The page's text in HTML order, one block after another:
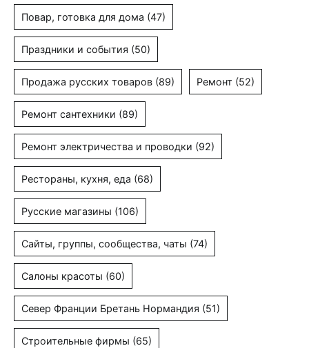
Повар, готовка для дома (47)
Праздники и события (50)
Продажа русских товаров (89) Ремонт (52)
Ремонт сантехники (89)
Ремонт электричества и проводки (92)
Рестораны, кухня, еда (68)
Русские магазины (106)
Сайты, группы, сообщества, чаты (74)
Салоны красоты (60)
Север Франции Бретань Нормандия (51)
Строительные фирмы (65)